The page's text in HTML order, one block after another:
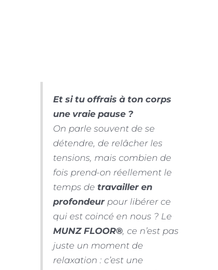
Et si tu offrais à ton corps
une vraie pause ?
On parle souvent de se
détendre, de relâcher les
tensions, mais combien de
fois prend-on réellement le
temps de travailler en
profondeurpour libérer ce
qui est coincé en nous ? Le
MUNZ FLOOR®, ce n’est pas
juste un moment de
relaxation : c’est une